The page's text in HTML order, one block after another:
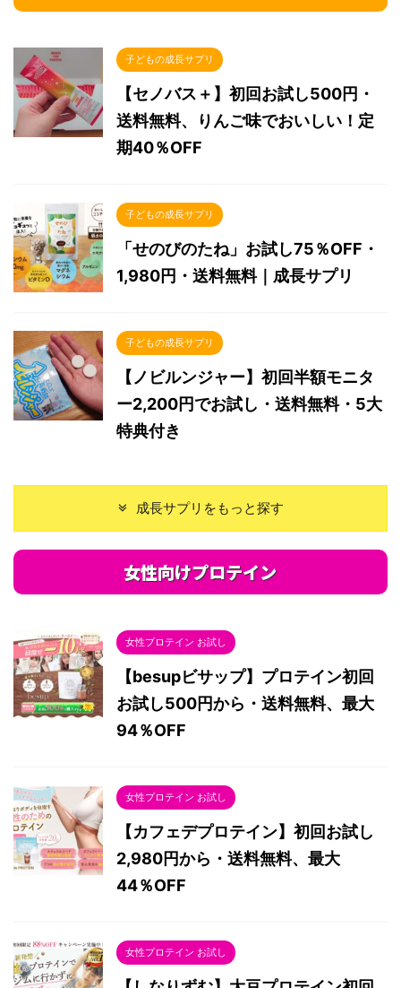
子どもの成長サプリ
【セノバス＋】初回お試し500円・
送料無料、りんご味でおいしい！定
期40％OFF
子どもの成長サプリ
「せのびのたね」お試し75％OFF・
1,980円・送料無料｜成長サプリ
子どもの成長サプリ
【ノビルンジャー】初回半額モニタ
ー2,200円でお試し・送料無料・5大
特典付き
成長サプリをもっと探す
女性向けプロテイン
女性プロテイン お試し
【besupビサップ】プロテイン初回
お試し500円から・送料無料、最大
94％OFF
女性プロテイン お試し
【カフェデプロテイン】初回お試し
2,980円から・送料無料、最大
44％OFF
女性プロテイン お試し